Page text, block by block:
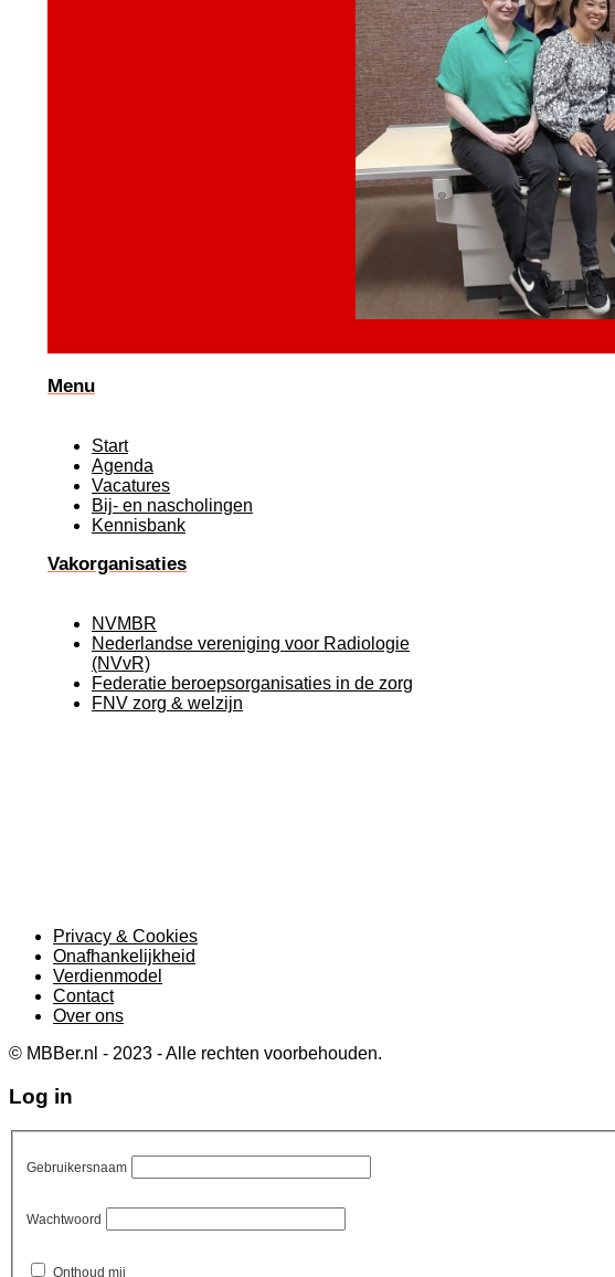
Menu
Start
Agenda
Vacatures
Bij- en nascholingen
Kennisbank
Vakorganisaties
NVMBR
Nederlandse vereniging voor Radiologie
(NVvR)
Federatie beroepsorganisaties in de zorg
FNV zorg & welzijn
Privacy & Cookies
Onafhankelijkheid
Verdienmodel
Contact
Over ons
© MBBer.nl - 2023 - Alle rechten voorbehouden.
Log in
Gebruikersnaam
Wachtwoord
Onthoud mij